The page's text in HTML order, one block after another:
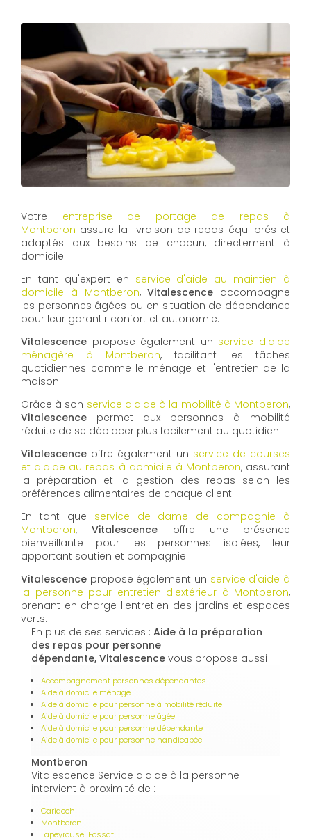
Votre entreprise de portage de repas à
Montberon assure la livraison de repas équilibrés et
adaptés aux besoins de chacun, directement à
domicile.
En tant qu'expert en service d'aide au maintien à
domicile à Montberon,Vitalescence accompagne
les personnes âgées ou en situation de dépendance
pour leur garantir confort et autonomie.
Vitalescence propose également un service d'aide
ménagère à Montberon, facilitant les tâches
quotidiennes comme le ménage et l'entretien de la
maison.
Grâce à son service d'aide à la mobilité à Montberon,
Vitalescence permet aux personnes à mobilité
réduite de se déplacer plus facilement au quotidien.
Vitalescence offre également un service de courses
et d'aide au repas à domicile à Montberon, assurant
la préparation et la gestion des repas selon les
préférences alimentaires de chaque client.
En tant que service de dame de compagnie à
Montberon,Vitalescence offre une présence
bienveillante pour les personnes isolées, leur
apportant soutien et compagnie.
Vitalescence propose également un service d'aide à
la personne pour entretien d'extérieur à Montberon,
prenant en charge l'entretien des jardins et espaces
verts.
En plus de ses services : Aide à la préparation
des repas pour personne
dépendante, Vitalescence vous propose aussi :
Accompagnement personnes dépendantes
Aide à domicile ménage
Aide à domicile pour personne à mobilité réduite
Aide à domicile pour personne âgée
Aide à domicile pour personne dépendante
Aide à domicile pour personne handicapée
Montberon
Vitalescence Service d'aide à la personne
intervient à proximité de :
Garidech
Montberon
Lapeyrouse-Fossat